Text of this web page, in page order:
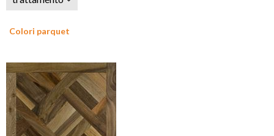
Colori parquet